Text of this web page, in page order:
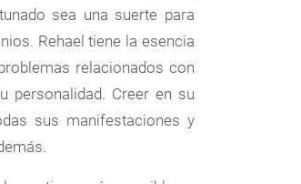
sea una suerte para
Rehael tiene la esencia
relacionados con
personalidad. Creer en su
sus manifestaciones y